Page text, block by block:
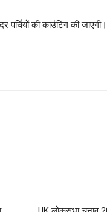
की काउंटिंग की